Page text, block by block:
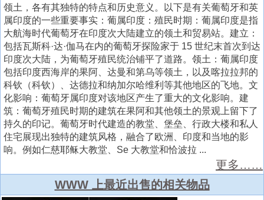
领土，各有其独特的特点和历史意义。以下是有关葡萄牙和英
属印度的一些重要事实：葡属印度：殖民时期：葡属印度是指
大航海时代葡萄牙在印度次大陆建立的领土和贸易站。建立：
包括瓦斯科·达·伽马在内的葡萄牙探险家于 15 世纪末首次到达
印度次大陆，为葡萄牙殖民统治铺平了道路。领土：葡属印度
包括印度西海岸的果阿、达曼和第乌等领土，以及喀拉拉邦的
科钦（科钦）、达德拉和纳加尔哈维利等其他地区的飞地。文
化影响：葡萄牙属印度对该地区产生了重大的文化影响。建
筑：葡萄牙殖民时期的建筑在果阿和其他领土的景观上留下了
持久的印记。葡萄牙时代建造的教堂、堡垒、行政大楼和私人
住宅展现出独特的建筑风格，融合了欧洲、印度和当地的影
响。例如仁慈耶稣大教堂、Se 大教堂和恰波拉 ...
更多……
WWW 上最近出售的相关物品